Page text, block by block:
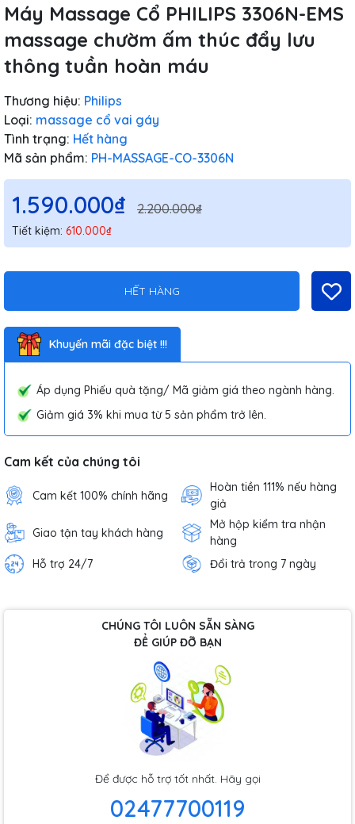
Máy Massage Cổ PHILIPS 3306N-EMS
massage chườm ấm thúc đẩy lưu
thông tuần hoàn máu
Thương hiệu: Philips
Loại: massage cổ vai gáy
Tình trạng: Hết hàng
Mã sản phẩm: PH-MASSAGE-CO-3306N
1.590.000₫ 2.200.000₫
Tiết kiệm: 610.000₫
HẾT HÀNG
Khuyến mãi đặc biệt !!!
Áp dụng Phiếu quà tặng/ Mã giảm giá theo ngành hàng.
Giảm giá 3% khi mua từ 5 sản phẩm trở lên.
Cam kết của chúng tôi
Cam kết 100% chính hãng
Hoàn tiền 111% nếu hàng
giả
Giao tận tay khách hàng
Mở hộp kiểm tra nhận
hàng
Hỗ trợ 24/7
Đổi trả trong 7 ngày
CHÚNG TÔI LUÔN SẴN SÀNG
ĐỂ GIÚP ĐỠ BẠN
Để được hỗ trợ tốt nhất. Hãy gọi
02477700119